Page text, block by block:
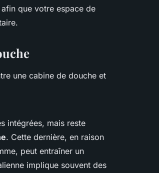
que votre espace de
une cabine de douche et
intégrées, mais reste
. Cette dernière, en raison
peut entraîner un
implique souvent des